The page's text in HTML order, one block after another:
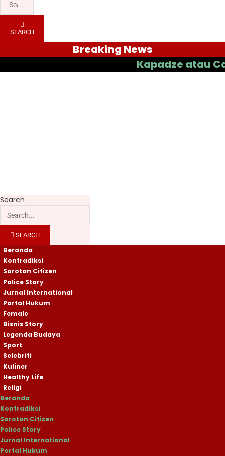
SEARCH
Breaking News
Kapadze atau Casas
Search
SEARCH
Beranda
Kontradiksi
Sorotan Citizen
Police Story
Jurnal International
Portal Hukum
Female
Bisnis Story
Legenda Budaya
Sport
Selebriti
Kuliner
Healthy Life
Religi
Beranda
Kontradiksi
Sorotan Citizen
Police Story
Jurnal International
Portal Hukum